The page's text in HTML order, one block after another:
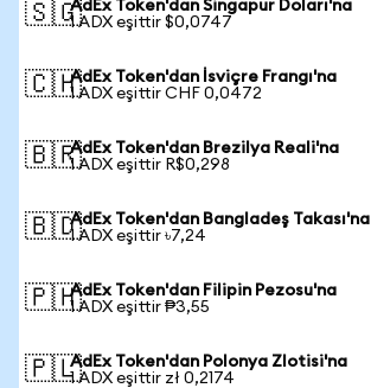
🇸🇬AdEx Token'dan Singapur Doları'na
1 ADX eşittir $0,0747
🇨🇭AdEx Token'dan İsviçre Frangı'na
1 ADX eşittir CHF 0,0472
🇧🇷AdEx Token'dan Brezilya Reali'na
1 ADX eşittir R$0,298
🇧🇩AdEx Token'dan Bangladeş Takası'na
1 ADX eşittir ৳7,24
🇵🇭AdEx Token'dan Filipin Pezosu'na
1 ADX eşittir ₱3,55
🇵🇱AdEx Token'dan Polonya Zlotisi'na
1 ADX eşittir zł 0,2174